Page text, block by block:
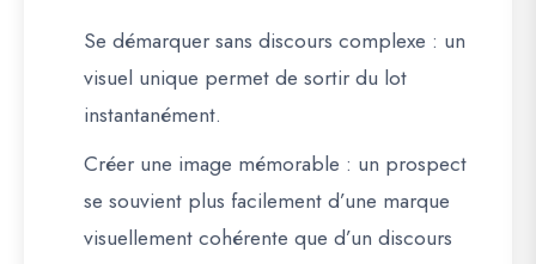
Se démarquer sans discours complexe : un
visuel unique permet de sortir du lot
instantanément.
Créer une image mémorable : un prospect
se souvient plus facilement d’une marque
visuellement cohérente que d’un discours